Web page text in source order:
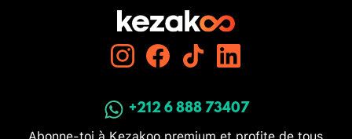
+212 6 888 73407